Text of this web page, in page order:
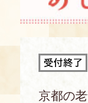
京都の